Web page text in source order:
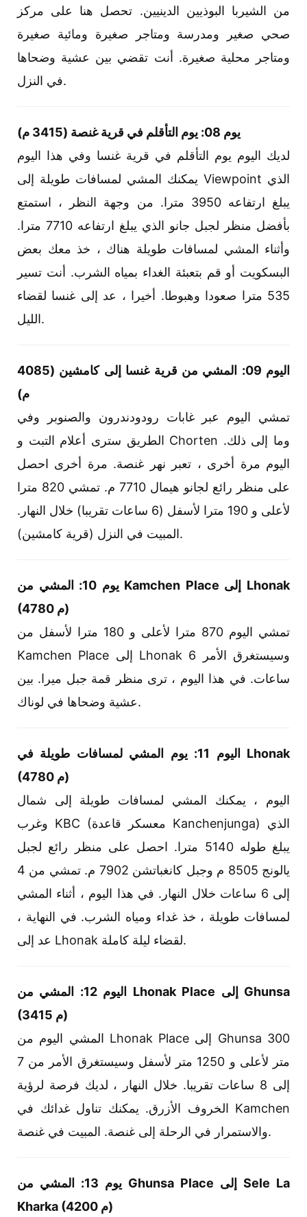
من الشيربا البوذيين الدينيين. تحصل هنا على مركز
صحي صغير ومدرسة ومتاجر صغيرة ومائية صغيرة
ومتاجر محلية صغيرة. أنت تقضي بين عشية وضحاها
في النزل.
يوم 08: يوم التأقلم في قرية غنصة (3415 م)
لديك اليوم يوم التأقلم في قرية غنسا وفي هذا اليوم
يمكنك المشي لمسافات طويلة إلى Viewpoint الذي
يبلغ ارتفاعه 3950 مترا. من وجهة النظر ، استمتع
بأفضل منظر لجبل جانو الذي يبلغ ارتفاعه 7710 مترا.
وأثناء المشي لمسافات طويلة هناك ، خذ معك بعض
البسكويت أو قم بتعبئة الغداء بمياه الشرب. أنت تسير
535 مترا صعودا وهبوطا. أخيرا ، عد إلى غنسا لقضاء
الليل.
اليوم 09: المشي من قرية غنسا إلى كامشين (4085
م)
تمشي اليوم عبر غابات رودودندرون والصنوبر وفي
الطريق سترى أعلام التبت و Chorten وما إلى ذلك.
اليوم مرة أخرى ، تعبر نهر غنصة. مرة أخرى احصل
على منظر رائع لجانو هيمال 7710 م. تمشي 820 مترا
لأعلى و 190 مترا لأسفل (6 ساعات تقريبا) خلال النهار.
المبيت في النزل (قرية كامشين).
يوم 10: المشي من Kamchen Place إلى Lhonak
(4780 م)
تمشي اليوم 870 مترا لأعلى و 180 مترا لأسفل من
Kamchen Place إلى Lhonak وسيستغرق الأمر 6
ساعات. في هذا اليوم ، ترى منظر قمة جبل ميرا. بين
عشية وضحاها في لوناك.
اليوم 11: يوم المشي لمسافات طويلة في Lhonak
(4780 م)
اليوم ، يمكنك المشي لمسافات طويلة إلى شمال
وغرب KBC (معسكر قاعدة Kanchenjunga) الذي
يبلغ طوله 5140 مترا. احصل على منظر رائع لجبل
يالونج 8505 م وجبل كانغباتشن 7902 م. تمشي من 4
إلى 6 ساعات خلال النهار. في هذا اليوم ، أثناء المشي
لمسافات طويلة ، خذ غداء ومياه الشرب. في النهاية ،
عد إلى Lhonak لقضاء ليلة كاملة.
اليوم 12: المشي من Lhonak Place إلى Ghunsa
(3415 م)
المشي اليوم من Lhonak Place إلى Ghunsa 300
متر لأعلى و 1250 متر لأسفل وسيستغرق الأمر من 7
إلى 8 ساعات تقريبا. خلال النهار ، لديك فرصة لرؤية
الخروف الأزرق. يمكنك تناول غدائك في Kamchen
والاستمرار في الرحلة إلى غنصة. المبيت في غنصة.
يوم 13: المشي من Ghunsa Place إلى Sele La
Kharka (4200 م)